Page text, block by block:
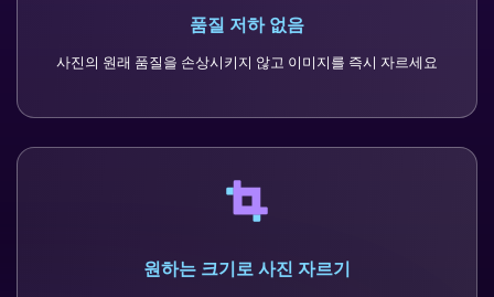
품질 저하 없음
사진의 원래 품질을 손상시키지 않고 이미지를 즉시 자르세요
원하는 크기로 사진 자르기